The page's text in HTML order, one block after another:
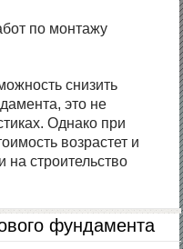
по монтажу
снизить
это не
Однако при
возрастет и
на строительство
фундамента